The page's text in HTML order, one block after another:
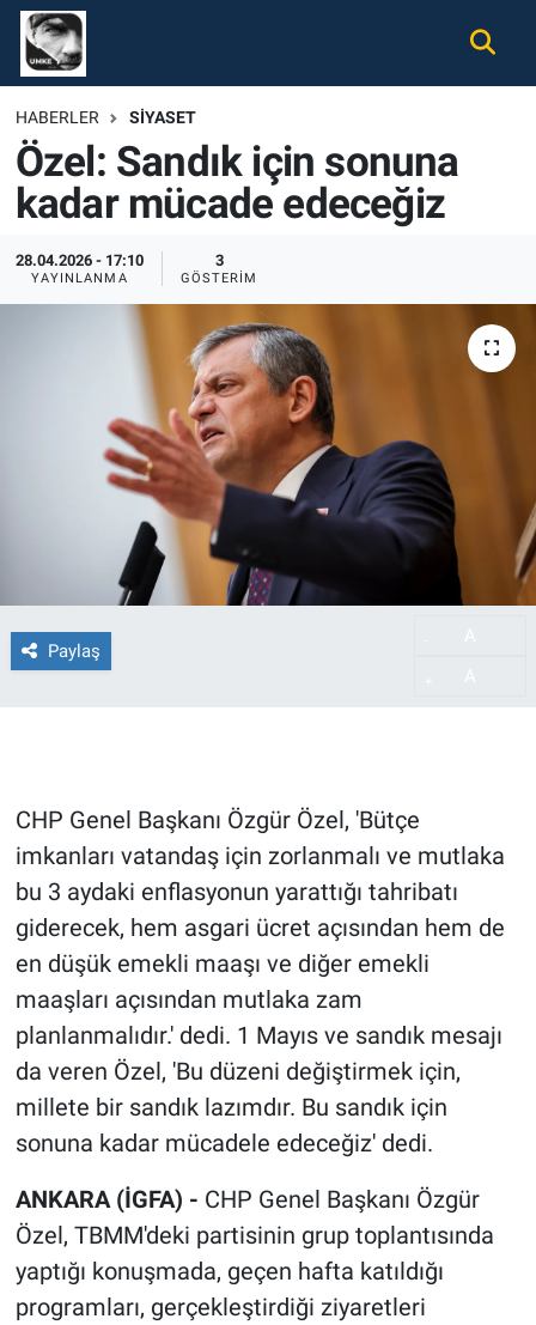
HABERLER SIYASET
Özel: Sandık için sonuna
kadar mücade edeceğiz
28.04.2026 - 17:10
YAYINLANMA
3
GÖSTERIM
Paylaş
CHP Genel Başkanı Özgür Özel, 'Bütçe
imkanları vatandaş için zorlanmalı ve mutlaka
bu 3 aydaki enflasyonun yarattığı tahribatı
giderecek, hem asgari ücret açısından hem de
en düşük emekli maaşı ve diğer emekli
maaşları açısından mutlaka zam
planlanmalıdır.' dedi. 1 Mayıs ve sandık mesajı
da veren Özel, 'Bu düzeni değiştirmek için,
millete bir sandık lazımdır. Bu sandık için
sonuna kadar mücadele edeceğiz' dedi.
ANKARA (İGFA) - CHP Genel Başkanı Özgür
Özel, TBMM'deki partisinin grup toplantısında
yaptığı konuşmada, geçen hafta katıldığı
programları, gerçekleştirdiği ziyaretleri
Gündem
Ekonomi
Spor
Magazin
Tüm Haberler
Künye
Nöbetçi Eczaneler
Hava Durumu
Namaz Vakitleri
Trafik Durumu
Süper Lig Puan Durumu ve Fikstür
Tüm Manşetler
Son Dakika Haberleri
Haber Arşivi